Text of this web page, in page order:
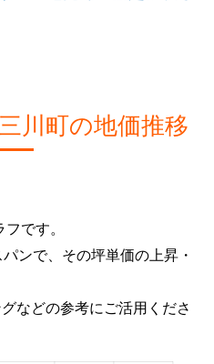
川町の地価推移
です。
ンで、その坪単価の上昇・
などの参考にご活用くださ